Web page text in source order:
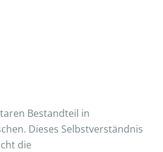
Bestandteil in
Dieses Selbstverständnis
die